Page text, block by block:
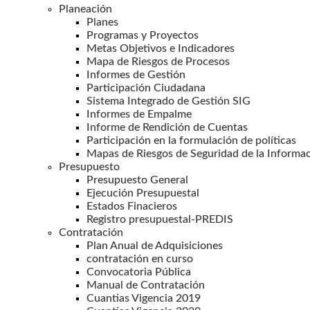
Planeación
Planes
Programas y Proyectos
Metas Objetivos e Indicadores
Mapa de Riesgos de Procesos
Informes de Gestión
Participación Ciudadana
Sistema Integrado de Gestión SIG
Informes de Empalme
Informe de Rendición de Cuentas
Participación en la formulación de políticas
Mapas de Riesgos de Seguridad de la
Presupuesto
Presupuesto General
Ejecución Presupuestal
Estados Finacieros
Registro presupuestal-PREDIS
Contratación
Plan Anual de Adquisiciones
contratación en curso
Convocatoria Pública
Manual de Contratación
Cuantias Vigencia 2019